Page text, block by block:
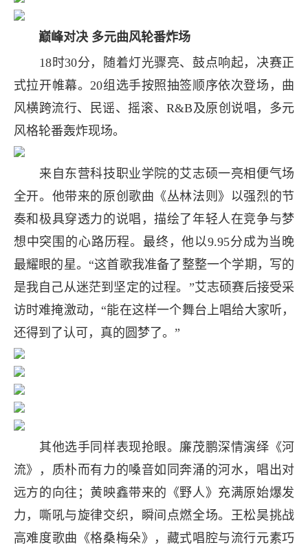
巅峰对决 多元曲风轮番炸场
18时30分，随着灯光骤亮、鼓点响起，决赛正
式拉开帷幕。20组选手按照抽签顺序依次登场，曲
风横跨流行、民谣、摇滚、R&B及原创说唱，多元
风格轮番轰炸现场。
来自东营科技职业学院的艾志硕一亮相便气场
全开。他带来的原创歌曲《丛林法则》以强烈的节
奏和极具穿透力的说唱，描绘了年轻人在竞争与梦
想中突围的心路历程。最终，他以9.95分成为当晚
最耀眼的星。“这首歌我准备了整整一个学期，写的
是我自己从迷茫到坚定的过程。”艾志硕赛后接受采
访时难掩激动，“能在这样一个舞台上唱给大家听，
还得到了认可，真的圆梦了。”
其他选手同样表现抢眼。廉茂鹏深情演绎《河
流》，质朴而有力的嗓音如同奔涌的河水，唱出对
远方的向往；黄映鑫带来的《野人》充满原始爆发
力，嘶吼与旋律交织，瞬间点燃全场。王松昊挑战
高难度歌曲《格桑梅朵》，藏式唱腔与流行元素巧